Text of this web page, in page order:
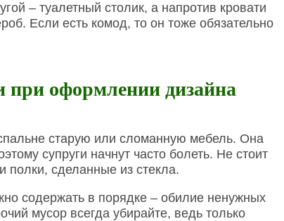
– туалетный столик, а напротив кровати
Если есть комод, то он тоже обязательно
при оформлении дизайна
старую или сломанную мебель. Она
супруги начнут часто болеть. Не стоит
полки, сделанные из стекла.
содержать в порядке – обилие ненужных
мусор всегда убирайте, ведь только